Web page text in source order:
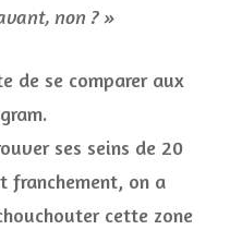
non ? »
de se comparer aux
ses seins de 20
franchement, on a
cette zone